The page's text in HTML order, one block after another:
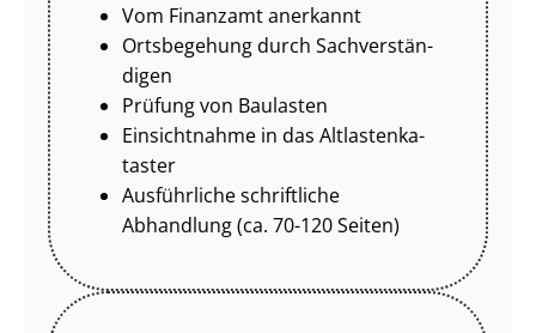
Vom Finanzamt anerkannt
Ortsbegehung durch Sach­ver­stän­
di­gen
Prüfung von Baulasten
Einsichtnahme in das Alt­las­ten­ka­
tas­ter
Ausführliche schriftliche
Abhandlung (ca. 70-120 Seiten)